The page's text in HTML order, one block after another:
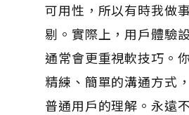
可用性，所以有時我做
剔。 實際上，用戶體驗
通常會更重視軟技巧。
精練、簡單的溝通方式
普通用戶的理解。 永遠